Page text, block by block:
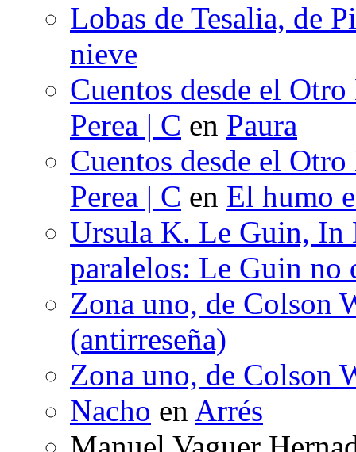
Lobas de Tesalia, de
nieve
Cuentos desde el
Perea | C en Paura
Cuentos desde el
Perea | C en El humo
Ursula K. Le Guin, In
paralelos: Le Guin no
Zona uno, de Colson
(antirreseña)
Zona uno, de Colson
Nacho en Arrés